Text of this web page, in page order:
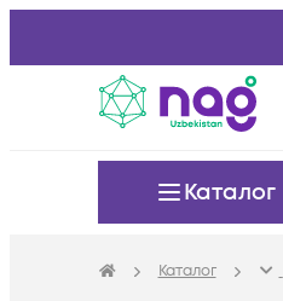
Каталог
Каталог